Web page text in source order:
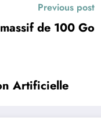
Previous post
de 100 Go
Artificielle